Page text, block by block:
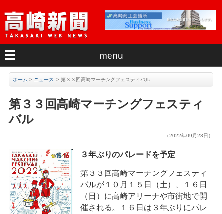
menu
ホーム > ニュース >第３３回高崎マーチングフェスティバル
第３３回高崎マーチングフェスティ
バル
（2022年09月23日）
３年ぶりのパレードを予定
第３３回高崎マーチングフェスティ
バルが１０月１５日（土）、１６日
（日）に高崎アリーナや市街地で開
催される。１６日は３年ぶりにパレ